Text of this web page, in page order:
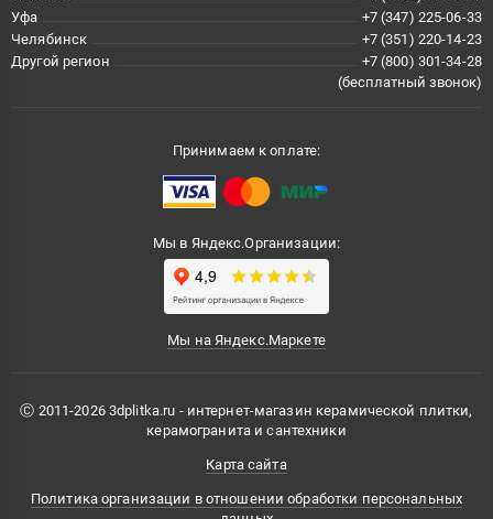
Уфа
+7 (347) 225-06-33
Челябинск
+7 (351) 220-14-23
Другой регион
+7 (800) 301-34-28
(бесплатный звонок)
Принимаем к оплате:
Мы в Яндекс.Организации:
Мы на Яндекс.Маркете
Ⓒ 2011-2026 3dplitka.ru - интернет-магазин керамической плитки,
керамогранита и сантехники
Карта сайта
Политика организации в отношении обработки персональных